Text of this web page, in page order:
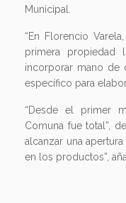
Municipal.
“En Florencio
primera propiedad
incorporar mano de
específico para
“Desde el primer
Comuna fue total”,
alcanzar una
en los productos”,